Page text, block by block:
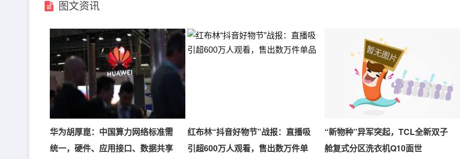
图文资讯
华为胡厚崑：中国算力网络标准需
统一，硬件、应用接口、数据共享
红布林“抖音好物节”战报：直播吸
引超600万人观看，售出数万件单
“新物种”异军突起，TCL全新双子
舱复式分区洗衣机Q10面世